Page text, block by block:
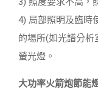
4) 局部照明及臨時
的場所(如光譜分
螢光燈。
大功率火箭炮節能